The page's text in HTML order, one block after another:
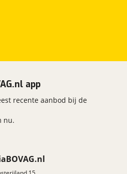
app
recente aanbod bij de
nu.